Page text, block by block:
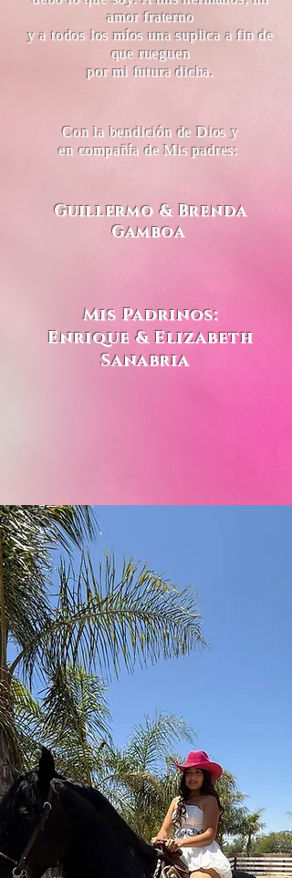
amor fraterno
y a todos los míos una suplica a fin de
que rueguen
por mi futura dicha.
Con la bendición de Dios y
en compañía de Mis padres:
Guillermo & Brenda
Gamboa
Mis Padrinos:
Enrique & Elizabeth
Sanabria